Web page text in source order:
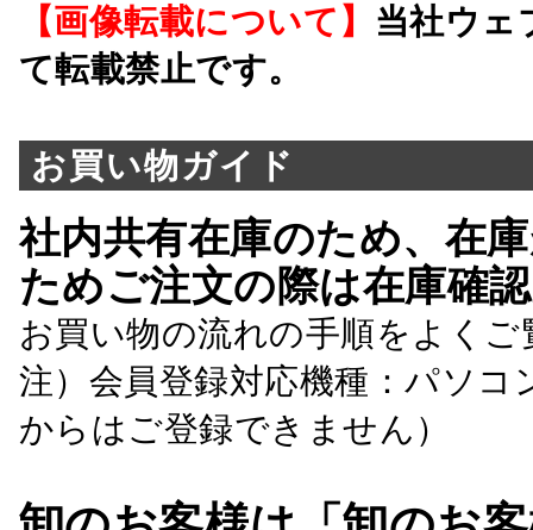
【画像転載について】 当社ウェ
て転載禁止です。
お買い物ガイド
社内共有在庫のため、在
ためご注文の際は在庫確
お買い物の流れの手順をよくご
注）会員登録対応機種：パソ
からはご登録できません）